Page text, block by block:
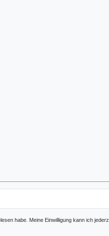
habe. Meine Einwilligung kann ich